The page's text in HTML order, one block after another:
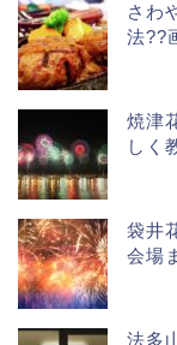
さわ
法??
焼津
しく
袋井
会場
法多